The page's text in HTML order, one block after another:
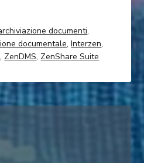
documenti,
documentale,Interzen,
, ZenDMS, ZenShare Suite